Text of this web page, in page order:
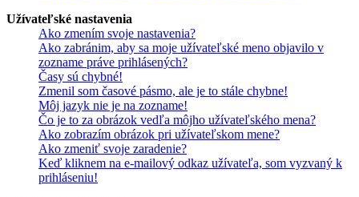
Užívateľské nastavenia
Ako zmením svoje nastavenia?
Ako zabránim, aby sa moje užívateľské meno objavilo v
zozname práve prihlásených?
Časy sú chybné!
Zmenil som časové pásmo, ale je to stále chybne!
Môj jazyk nie je na zozname!
Čo je to za obrázok vedľa môjho užívateľského mena?
Ako zobrazím obrázok pri užívateľskom mene?
Ako zmeniť svoje zaradenie?
Keď kliknem na e-mailový odkaz užívateľa, som vyzvaný k
prihláseniu!